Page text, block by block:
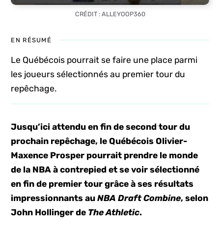
CRÉDIT : ALLEYOOP360
EN RÉSUMÉ
Le Québécois pourrait se faire une place parmi
les joueurs sélectionnés au premier tour du
repêchage.
Jusqu’ici attendu en fin de second tour du
prochain repêchage, le Québécois Olivier-
Maxence Prosper pourrait prendre le monde
de la NBA à contrepied et se voir sélectionné
en fin de premier tour grâce à ses résultats
impressionnants auNBA Draft Combine, selon
John Hollinger de The Athletic.